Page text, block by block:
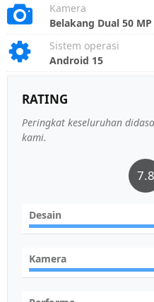
Kamera
Belakang Dual 50
Sistem operasi
Android 15
RATING
Peringkat keseluruhan
kami.
7.8
Desain
Kamera